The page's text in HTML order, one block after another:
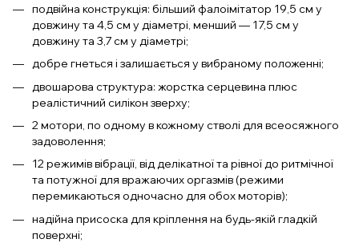
подвійна конструкція: більший фалоімітатор 19,5 см у
довжину та 4,5 см у діаметрі, менший — 17,5 см у
довжину та 3,7 см у діаметрі;
добре гнеться і залишається у вибраному положенні;
двошарова структура: жорстка серцевина плюс
реалістичний силікон зверху;
2 мотори, по одному в кожному стволі для всеосяжного
задоволення;
12 режимів вібрації, від делікатної та рівної до ритмічної
та потужної для вражаючих оргазмів (режими
перемикаються одночасно для обох моторів);
надійна присоска для кріплення на будь-якій гладкій
поверхні;